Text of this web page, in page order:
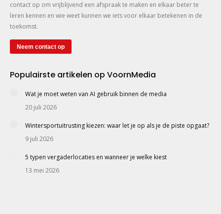
contact op om vrijblijvend een afspraak te maken en elkaar beter te
leren kennen en wie weet kunnen we iets voor elkaar betekenen in de
toekomst.
Neem contact op
Populairste artikelen op VoornMedia
Wat je moet weten van AI gebruik binnen de media
20 juli 2026
Wintersportuitrusting kiezen: waar let je op als je de piste opgaat?
9 juli 2026
5 typen vergaderlocaties en wanneer je welke kiest
13 mei 2026